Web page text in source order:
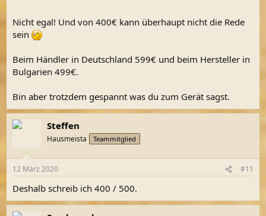
Nicht egal! Und von 400€ kann überhaupt nicht die Rede
sein
Beim Händler in Deutschland 599€ und beim Hersteller in
Bulgarien 499€.
Bin aber trotzdem gespannt was du zum Gerät sagst.
Steffen
Hausmeista Teammitglied
12 März 2020 #11
Deshalb schreib ich 400 / 500.